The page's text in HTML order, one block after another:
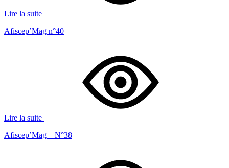
Lire la suite
Afiscep’Mag n°40
Lire la suite
Afiscep’Mag – N°38